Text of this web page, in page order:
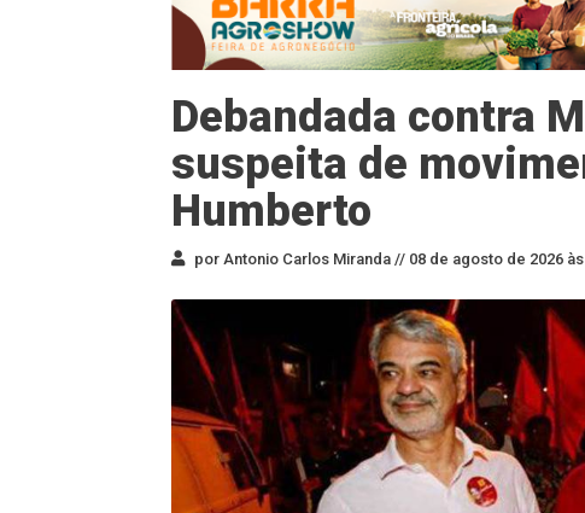
Debandada contra
suspeita de
Humberto
por Antonio Carlos Miranda // 08 de agosto de 2026